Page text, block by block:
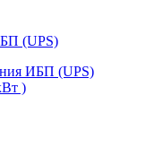
(UPS)
ИБП (UPS)
)